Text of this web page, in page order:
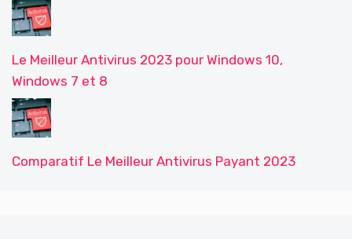
Le Meilleur Antivirus 2023 pour Windows 10,
Windows 7 et 8
Comparatif Le Meilleur Antivirus Payant 2023